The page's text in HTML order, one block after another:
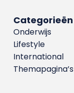
Categorieën
Onderwijs
Lifestyle
International
Themapagina’s